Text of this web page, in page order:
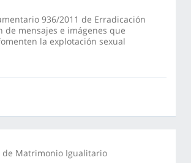
936/2011 de Erradicación
de mensajes e imágenes que
la explotación sexual
de Matrimonio Igualitario